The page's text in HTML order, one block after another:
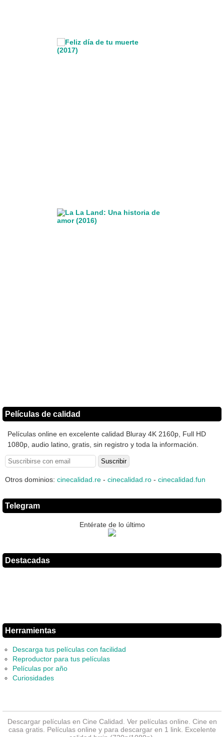
Películas de calidad
Películas online en excelente calidad Bluray 4K 2160p, Full HD
1080p, audio latino, gratis, sin registro y toda la información.
Otros dominios: cinecalidad.re - cinecalidad.ro - cinecalidad.fun
Telegram
Entérate de lo último
Destacadas
Herramientas
Descarga tus películas con facilidad
Reproductor para tus películas
Películas por año
Curiosidades
Descargar películas en Cine Calidad. Ver películas online . Cine en
casa gratis. Películas online y para descargar en 1 link. Excelente